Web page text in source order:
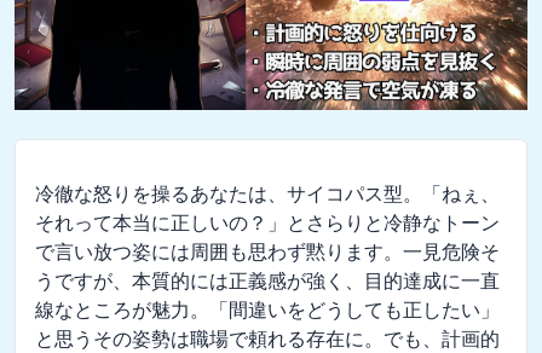
冷徹な怒りを操るあなたは、サイコパス型。「ねぇ、
それって本当に正しいの？」とさらりと冷静なトーン
で言い放つ姿には周囲も思わず黙ります。一見危険そ
うですが、本質的には正義感が強く、目的達成に一直
線なところが魅力。「間違いをどうしても正したい」
と思うその姿勢は職場で頼れる存在に。でも、計画的